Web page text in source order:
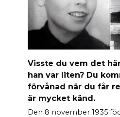
Visste du vem det
han var liten? Du
förvånad när du får
är mycket känd.
Den 8 november 1935